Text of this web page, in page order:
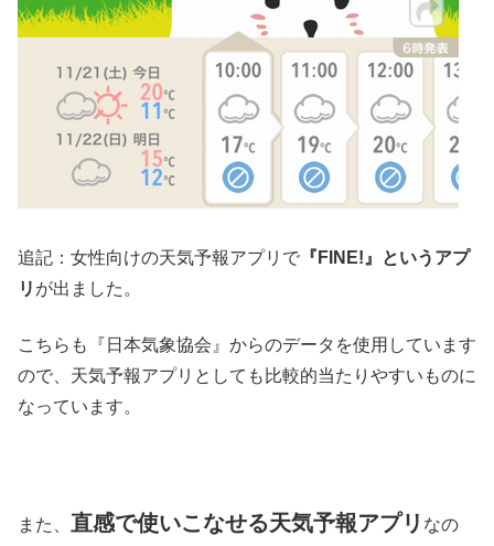
追記：女性向けの天気予報アプリで 『FINE!』というアプ
リ が出ました。
こちらも『日本気象協会』からのデータを使用しています
ので、天気予報アプリとしても比較的当たりやすいものに
なっています。
また、 直感で使いこなせる天気予報アプリ なの